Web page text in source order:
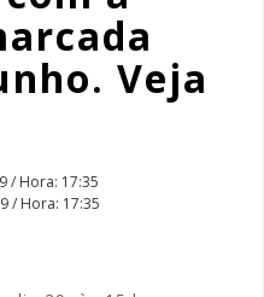
Veja
/ Hora: 17:35
/ Hora: 17:35